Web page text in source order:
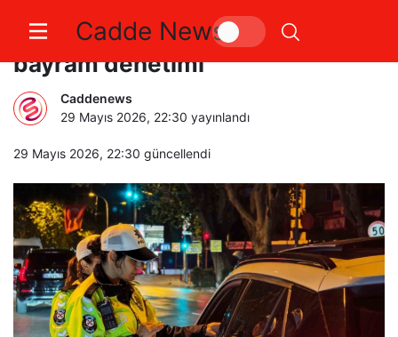
Cadde News
Kadıköy’de polis ekiplerinden
bayram denetimi
Caddenews
29 Mayıs 2026, 22:30 yayınlandı
29 Mayıs 2026, 22:30 güncellendi